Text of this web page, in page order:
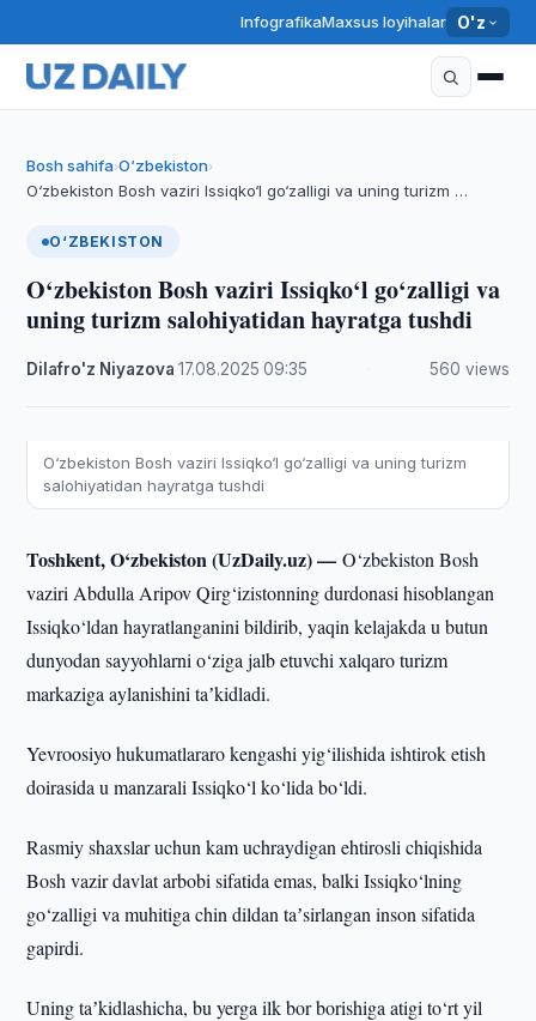
InfografikaMaxsus loyihalar O'z
Bosh sahifa›O‘zbekiston›
O‘zbekiston Bosh vaziri Issiqko‘l go‘zalligi va uning turizm …
O‘ZBEKISTON
O‘zbekiston Bosh vaziri Issiqko‘l go‘zalligi va
uning turizm salohiyatidan hayratga tushdi
Dilafro'z Niyazova ·17.08.2025 ·09:35 560 views
O‘zbekiston Bosh vaziri Issiqko‘l go‘zalligi va uning turizm
salohiyatidan hayratga tushdi
Toshkent, O‘zbekiston (UzDaily.uz) —O‘zbekiston Bosh
vaziri Abdulla Aripov Qirg‘izistonning durdonasi hisoblangan
Issiqko‘ldan hayratlanganini bildirib, yaqin kelajakda u butun
dunyodan sayyohlarni o‘ziga jalb etuvchi xalqaro turizm
markaziga aylanishini taʼkidladi.
Yevroosiyo hukumatlararo kengashi yig‘ilishida ishtirok etish
doirasida u manzarali Issiqko‘l ko‘lida bo‘ldi.
Rasmiy shaxslar uchun kam uchraydigan ehtirosli chiqishida
Bosh vazir davlat arbobi sifatida emas, balki Issiqko‘lning
go‘zalligi va muhitiga chin dildan taʼsirlangan inson sifatida
gapirdi.
Uning taʼkidlashicha, bu yerga ilk bor borishiga atigi to‘rt yil